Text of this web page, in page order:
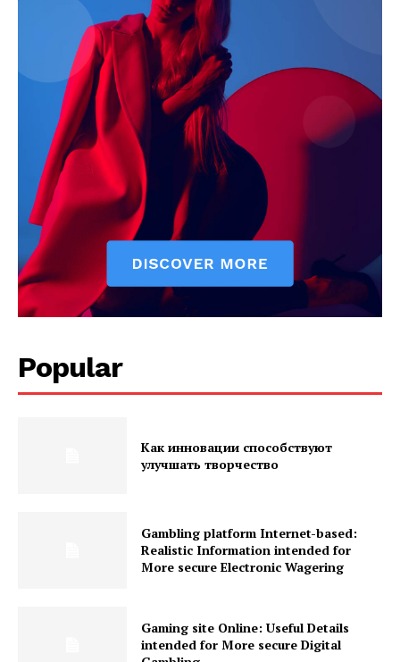
Popular
Как инновации способствуют
улучшать творчество
Gambling platform Internet-based:
Realistic Information intended for
More secure Electronic Wagering
Gaming site Online: Useful Details
intended for More secure Digital